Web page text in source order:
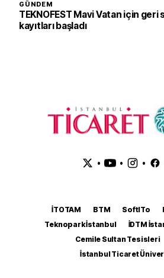
GÜNDEM
TEKNOFEST Mavi Vatan için geri
kayıtları başladı
• • •
İTOTAM BTM SoftITo
Teknopark İstanbul
İDTM
Cemile Sultan Tesisleri
İstanbul Ticaret